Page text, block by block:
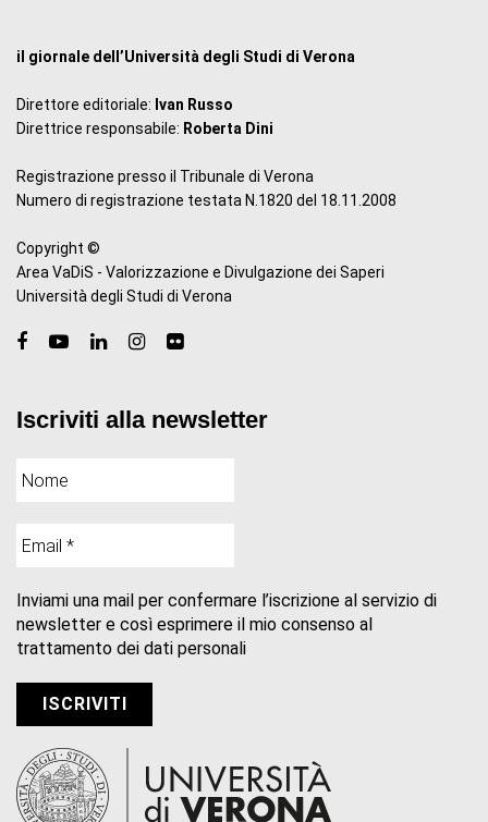
il giornale dell’Università degli Studi di Verona
Direttore editoriale: Ivan Russo
Direttrice responsabile: Roberta Dini
Registrazione presso il Tribunale di Verona
Numero di registrazione testata N.1820 del 18.11.2008
Copyright ©
Area VaDiS - Valorizzazione e Divulgazione dei Saperi
Università degli Studi di Verona
Iscriviti alla newsletter
Inviami una mail per confermare l’iscrizione al servizio di
newsletter e così esprimere il mio consenso al
trattamento dei dati personali